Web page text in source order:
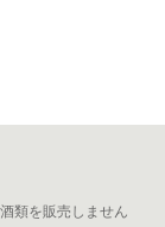
類を販売しません